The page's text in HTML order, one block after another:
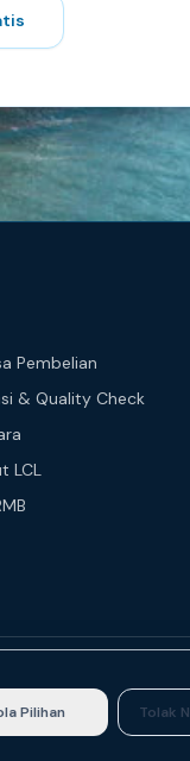
Pembelian
& Quality Check
LCL
Pilihan Tolak